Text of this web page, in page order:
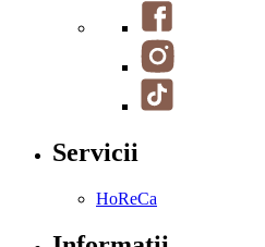
Servicii
HoReCa